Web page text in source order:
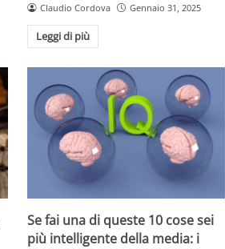
Claudio Cordova Gennaio 31, 2025
Leggi di più
Se fai una di queste 10 cose sei
più intelligente della media: i